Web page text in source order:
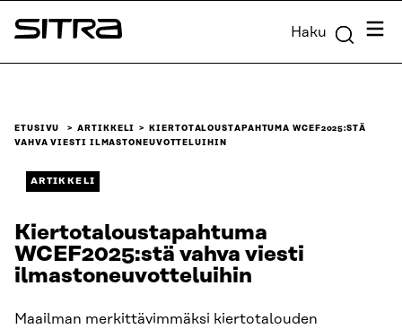
Siirry
suoraan
Sitra Haku
ETUSIVU ARTIKKELI
KIERTOTALOUSTAPAHTUMA WCEF2025:STÄ
VAHVA VIESTI ILMASTONEUVOTTELUIHIN
ARTIKKELI
Kiertotaloustapahtuma
WCEF2025:stä vahva viesti
ilmastoneuvotteluihin
Maailman merkittävimmäksi kiertotalouden